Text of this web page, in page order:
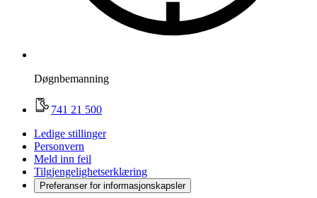
Døgnbemanning
741 21 500
Ledige stillinger
Personvern
Meld inn feil
Tilgjengelighetserklæring
Preferanser for informasjonskapsler